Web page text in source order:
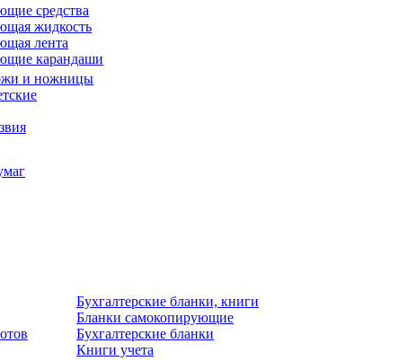
средства
жидкость
лента
карандаши
и ножницы
Бухгалтерские бланки, книги
Бланки самокопирующие
Бухгалтерские бланки
Книги учета